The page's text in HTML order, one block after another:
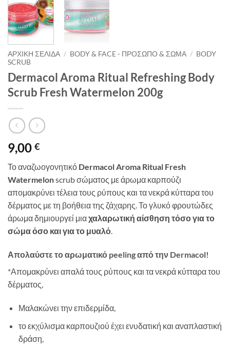
ΑΡΧΙΚΉ ΣΕΛΊΔΑ / BODY & FACE - ΠΡΌΣΩΠΟ & ΣΏΜΑ / BODY
SCRUB
Dermacol Aroma Ritual Refreshing Body
Scrub Fresh Watermelon 200g
9,00 €
Το αναζωογονητικό Dermacol Aroma Ritual Fresh
Watermelonscrub σώματος με άρωμα καρπούζι
απομακρύνει τέλεια τους ρύπους και τα νεκρά κύτταρα του
δέρματος με τη βοήθεια της ζάχαρης. Το γλυκό φρουτώδες
άρωμα δημιουργεί μιαχαλαρωτική αίσθηση τόσο για το
σώμα όσο και για το μυαλό.
Απολαύστε το αρωματικό peeling από την Dermacol!
*Απομακρύνει απαλά τους ρύπους και τα νεκρά κύτταρα του
δέρματος,
Μαλακώνει την επιδερμίδα,
το εκχύλισμα καρπουζιού έχει ενυδατική και αναπλαστική
δράση,